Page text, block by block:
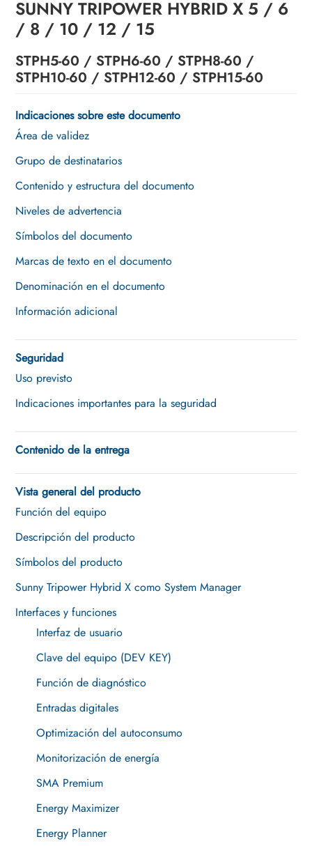
SUNNY TRIPOWER HYBRID X 5 / 6
/ 8 / 10 / 12 / 15
STPH5-60 / STPH6-60 / STPH8-60 /
STPH10-60 / STPH12-60 / STPH15-60
Indicaciones sobre este documento
Área de validez
Grupo de destinatarios
Contenido y estructura del documento
Niveles de advertencia
Símbolos del documento
Marcas de texto en el documento
Denominación en el documento
Información adicional
Seguridad
Uso previsto
Indicaciones importantes para la seguridad
Contenido de la entrega
Vista general del producto
Función del equipo
Descripción del producto
Símbolos del producto
Sunny Tripower Hybrid X como System Manager
Interfaces y funciones
Interfaz de usuario
Clave del equipo (DEV KEY)
Función de diagnóstico
Entradas digitales
Optimización del autoconsumo
Monitorización de energía
SMA Premium
Energy Maximizer
Energy Planner
tensión
Mantenimiento
Eliminación de fallos
Sustitución del producto
Eliminación del equipo
Datos técnicos
Declaración de conformidad UE
Contacto